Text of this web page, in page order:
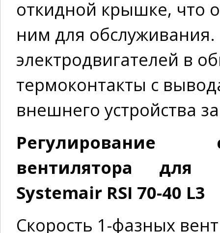
откидной крышке, что
ним для
электродвигателей в
термоконтакты с
внешнего устройства
Регулирование
вентилятора для
Systemair RSI 70-40 L3
Скорость 1-фазных